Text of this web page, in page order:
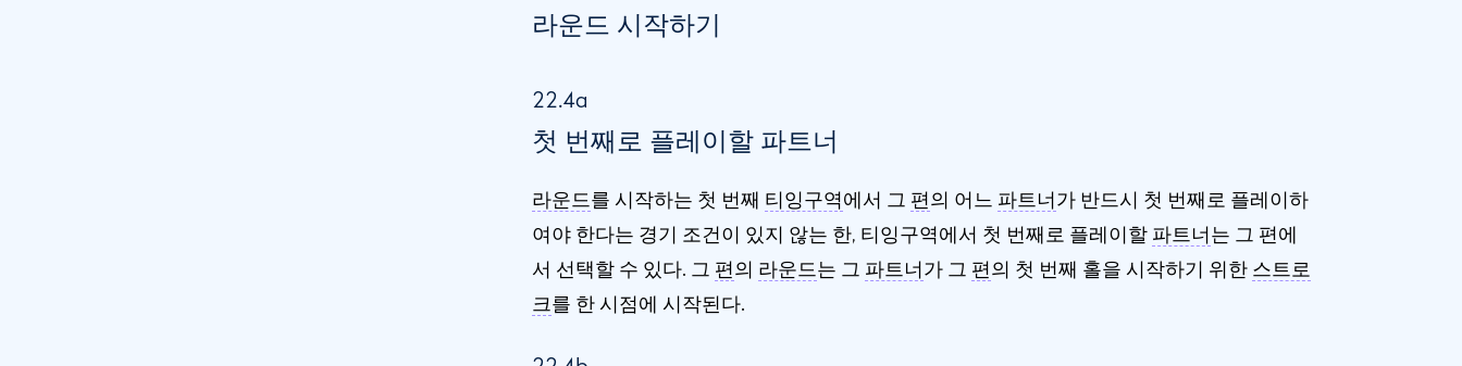
라운드 시작하기
22.4a
첫 번째로 플레이할 파트너
라운드를 시작하는 첫 번째 티잉구역에서 그 편의 어느 파트너가 반드시 첫 번째로 플레이하
여야 한다는 경기 조건이 있지 않는 한, 티잉구역에서 첫 번째로 플레이할 파트너는 그 편에
서 선택할 수 있다. 그 편의 라운드는 그 파트너가 그 편의 첫 번째 홀을 시작하기 위한 스트로
크를 한 시점에 시작된다.